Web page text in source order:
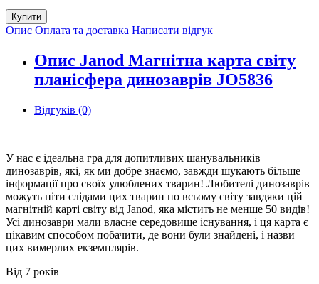
Купити
Опис Оплата та доставка Написати відгук
Опис Janod Магнітна карта світу
планісфера динозаврів JO5836
Відгуків (0)
У нас є ідеальна гра для допитливих шанувальників
динозаврів, які, як ми добре знаємо, завжди шукають більше
інформації про своїх улюблених тварин! Любителі динозаврів
можуть піти слідами цих тварин по всьому світу завдяки цій
магнітній карті світу від Janod, яка містить не менше 50 видів!
Усі динозаври мали власне середовище існування, і ця карта є
цікавим способом побачити, де вони були знайдені, і назви
цих вимерлих екземплярів.
Від 7 років